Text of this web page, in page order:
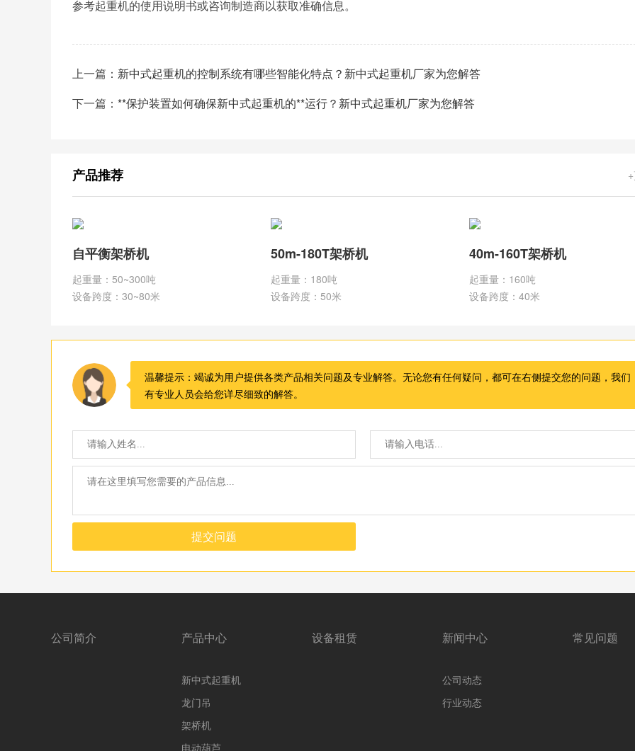
参考起重机的使用说明书或咨询制造商以获取准确信息。
上一篇： 新中式起重机的控制系统有哪些智能化特点？新中式起重机厂家为您解答
下一篇： **保护装置如何确保新中式起重机的**运行？新中式起重机厂家为您解答
产品推荐
自平衡架桥机
起重量：50~300吨
设备跨度：30~80米
50m-180T架桥机
起重量：180吨
设备跨度：50米
40m-160T架桥机
起重量：160吨
设备跨度：40米
温馨提示：竭诚为用户提供各类产品相关问题及专业解答。无论您有任何疑问，都可在右侧提交您的问题，我们
有专业人员会给您详尽细致的解答。
提交问题
公司简介 产品中心
新中式起重机
龙门吊
架桥机
电动葫芦
设备租赁 新闻中心
公司动态
行业动态
常见问题